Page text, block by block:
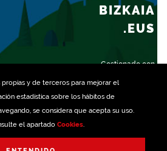
propias y de terceros para mejorar el
estadística sobre los hábitos de
se considera que acepta su uso.
el apartado Cookies.
Gestionado con
BIZKAIA
.EUS